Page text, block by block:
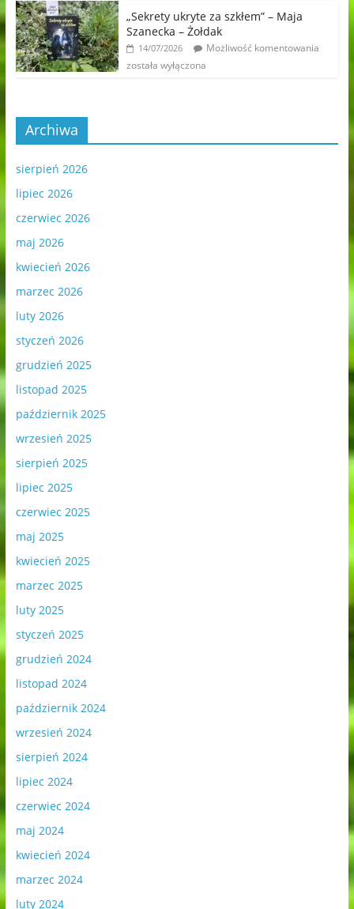
„Sekrety ukryte za szkłem” – Maja
Szanecka – Żołdak
14/07/2026
Możliwość komentowania
została wyłączona
Archiwa
sierpień 2026
lipiec 2026
czerwiec 2026
maj 2026
kwiecień 2026
marzec 2026
luty 2026
styczeń 2026
grudzień 2025
listopad 2025
październik 2025
wrzesień 2025
sierpień 2025
lipiec 2025
czerwiec 2025
maj 2025
kwiecień 2025
marzec 2025
luty 2025
styczeń 2025
grudzień 2024
listopad 2024
październik 2024
wrzesień 2024
sierpień 2024
lipiec 2024
czerwiec 2024
maj 2024
kwiecień 2024
marzec 2024
luty 2024